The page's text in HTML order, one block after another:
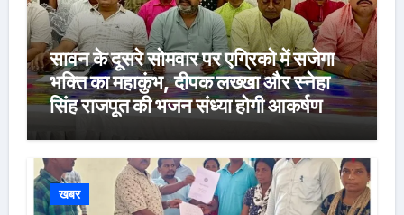
सावन के दूसरे सोमवार पर एग्रिको में सजेगा
भक्ति का महाकुंभ, दीपक लख्खा और स्नेहा
सिंह राजपूत की भजन संध्या होगी आकर्षण
खबर